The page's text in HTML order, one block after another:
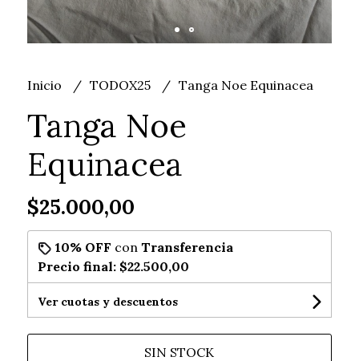
Inicio TODOX25 Tanga Noe Equinacea
Tanga Noe
Equinacea
$25.000,00
10% OFF con Transferencia
Precio final: $22.500,00
Ver cuotas y descuentos
SIN STOCK